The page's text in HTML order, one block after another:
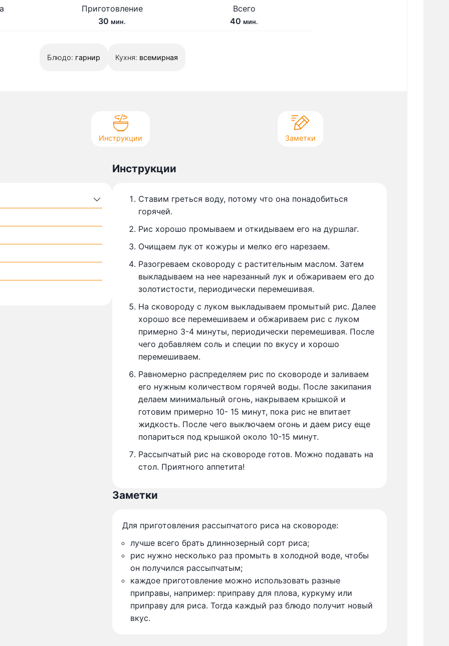
Приготовление
30 м
мин.
Всего
40 м
мин.
Блюдо: гарнир Кухня: всемирная
Инструкции Заметки
Инструкции
Ставим греться воду, потому что она понадобиться
горячей.
Рис хорошо промываем и откидываем его на дуршлаг.
Очищаем лук от кожуры и мелко его нарезаем.
Разогреваем сковороду с растительным маслом. Затем
выкладываем на нее нарезанный лук и обжариваем его до
золотистости, периодически перемешивая.
На сковороду с луком выкладываем промытый рис. Далее
хорошо все перемешиваем и обжариваем рис с луком
примерно 3-4 минуты, периодически перемешивая. После
чего добавляем соль и специи по вкусу и хорошо
перемешиваем.
Равномерно распределяем рис по сковороде и заливаем
его нужным количеством горячей воды. После закипания
делаем минимальный огонь, накрываем крышкой и
готовим примерно 10- 15 минут, пока рис не впитает
жидкость. После чего выключаем огонь и даем рису еще
попариться под крышкой около 10-15 минут.
Рассыпчатый рис на сковороде готов. Можно подавать на
стол. Приятного аппетита!
Заметки
Для приготовления рассыпчатого риса на сковороде:
лучше всего брать длиннозерный сорт риса;
рис нужно несколько раз промыть в холодной воде, чтобы
он получился рассыпчатым;
каждое приготовление можно использовать разные
приправы, например: приправу для плова, куркуму или
приправу для риса. Тогда каждый раз блюдо получит новый
вкус.